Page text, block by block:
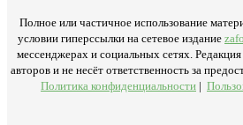
Полное или частичное использование
условии гиперссылки на сетевое издание
мессенджерах и социальных сетях.
авторов и не несёт ответственность за
Политика конфиденциальности |